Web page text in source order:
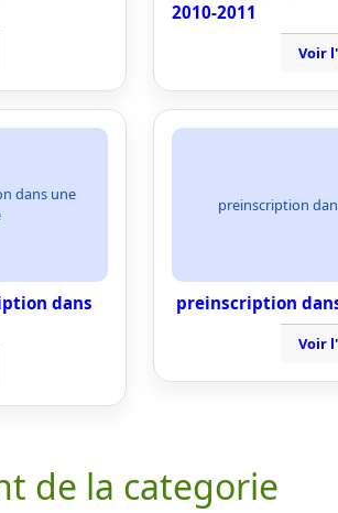
2010-2011
Voir
dans une
dans
preinscription
preinscription
Voir
de la categorie